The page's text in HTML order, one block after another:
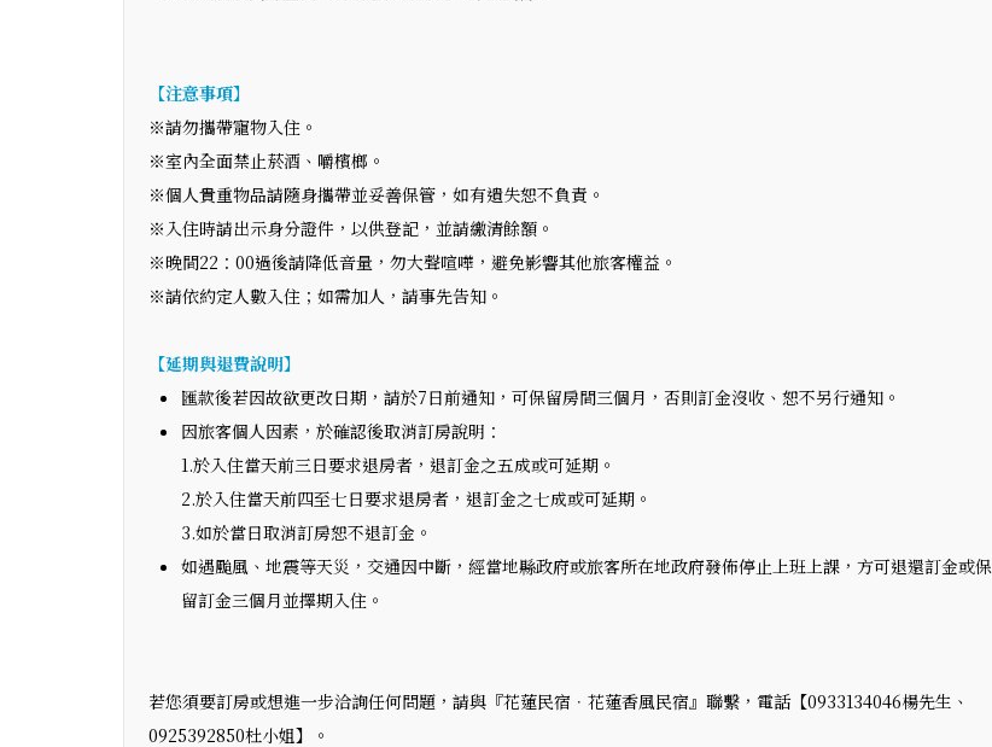
【注意事項】
※請勿攜帶寵物入住。
※室內全面禁止菸酒、嚼檳榔。
※個人貴重物品請隨身攜帶並妥善保管，如有遺失恕不負責。
※入住時請出示身分證件，以供登記，並請繳清餘額。
※晚間22：00過後請降低音量，勿大聲喧嘩，避免影響其他旅客權益。
※請依約定人數入住；如需加人，請事先告知。
【延期與退費說明】
匯款後若因故欲更改日期，請於7日前通知，可保留房間三個月，否則訂金沒收、恕不另行通知。
因旅客個人因素，於確認後取消訂房說明：
1.於入住當天前三日要求退房者，退訂金之五成或可延期。
2.於入住當天前四至七日要求退房者，退訂金之七成或可延期。
3.如於當日取消訂房恕不退訂金。
如遇颱風、地震等天災，交通因中斷，經當地縣政府或旅客所在地政府發佈停止上班上課，方可退還訂金或保
留訂金三個月並擇期入住。
若您須要訂房或想進一步洽詢任何問題，請與『花蓮民宿．花蓮香風民宿』聯繫，電話【0933134046楊先生、
0925392850杜小姐】。